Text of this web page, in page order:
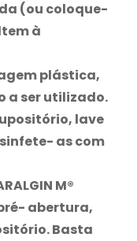
(ou coloque-
à
plástica,
a ser utilizado.
lave
as com
M®
abertura,
Basta